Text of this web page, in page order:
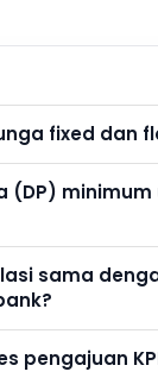
fixed dan
(DP) minimum
sama
pengajuan